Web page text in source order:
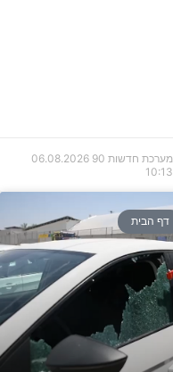
מערכת חדשות 90
06.08.2026
10:13
דף הבית